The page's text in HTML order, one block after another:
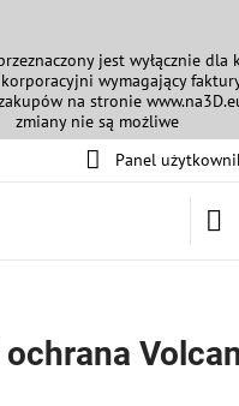
jest wyłącznie dla
wymagający
na stronie
zmiany nie są możliwe
Panel